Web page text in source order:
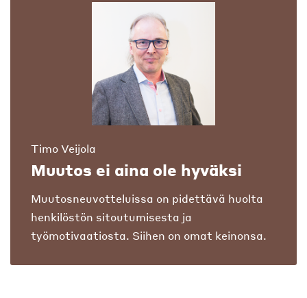
Timo Veijola
Muutos ei aina ole hyväksi
Muutosneuvotteluissa on pidettävä huolta
henkilöstön sitoutumisesta ja
työmotivaatiosta. Siihen on omat keinonsa.